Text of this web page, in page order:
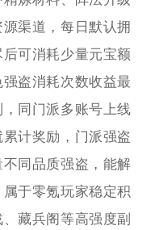
渠道，每日默认拥
可消耗少量元宝额
盗消耗次数收益最
同门派多账号上线
计奖励，门派强盗
同品质强盗，能解
于零氪玩家稳定积
藏兵阁等高强度副